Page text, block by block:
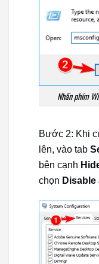
Nhấn phím
Bước 2: Khi
lên, vào tab
bên cạnh
chọn Disable